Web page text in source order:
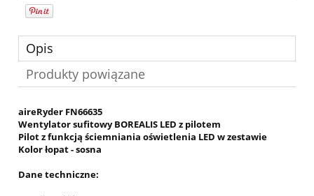
Opis
Produkty powiązane
aireRyder FN66635
Wentylator sufitowy BOREALIS LED z pilotem
Pilot z funkcją ściemniania oświetlenia LED w zestawie
Kolor łopat - sosna
Dane techniczne: